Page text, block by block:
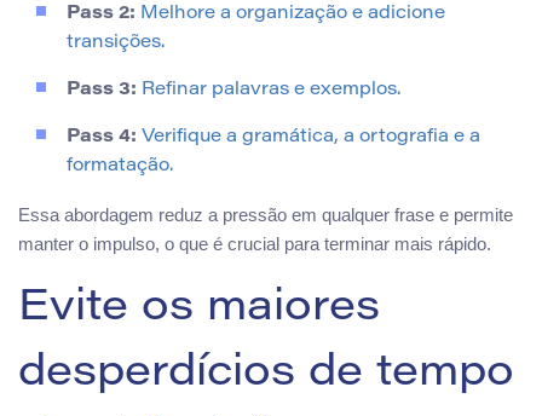
Pass 2: Melhore a organização e adicione
transições.
Pass 3: Refinar palavras e exemplos.
Pass 4: Verifique a gramática, a ortografia e a
formatação.
Essa abordagem reduz a pressão em qualquer frase e permite
manter o impulso, o que é crucial para terminar mais rápido.
Evite os maiores
desperdícios de tempo